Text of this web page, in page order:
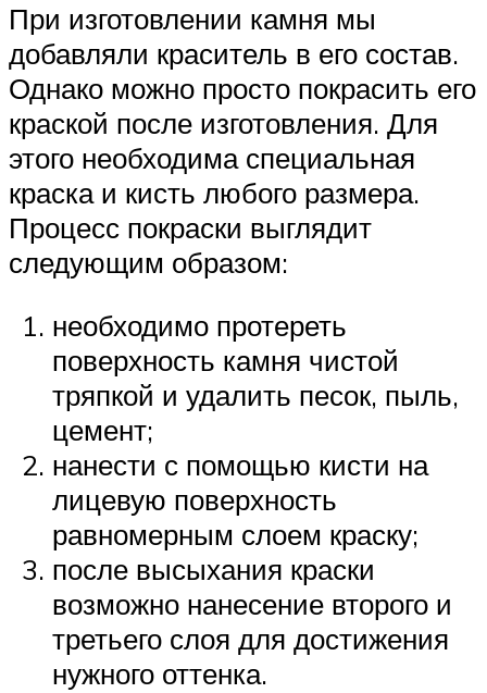
При изготовлении камня мы
добавляли краситель в его состав.
Однако можно просто покрасить его
краской после изготовления. Для
этого необходима специальная
краска и кисть любого размера.
Процесс покраски выглядит
следующим образом:
необходимо протереть
поверхность камня чистой
тряпкой и удалить песок, пыль,
цемент;
нанести с помощью кисти на
лицевую поверхность
равномерным слоем краску;
после высыхания краски
возможно нанесение второго и
третьего слоя для достижения
нужного оттенка.